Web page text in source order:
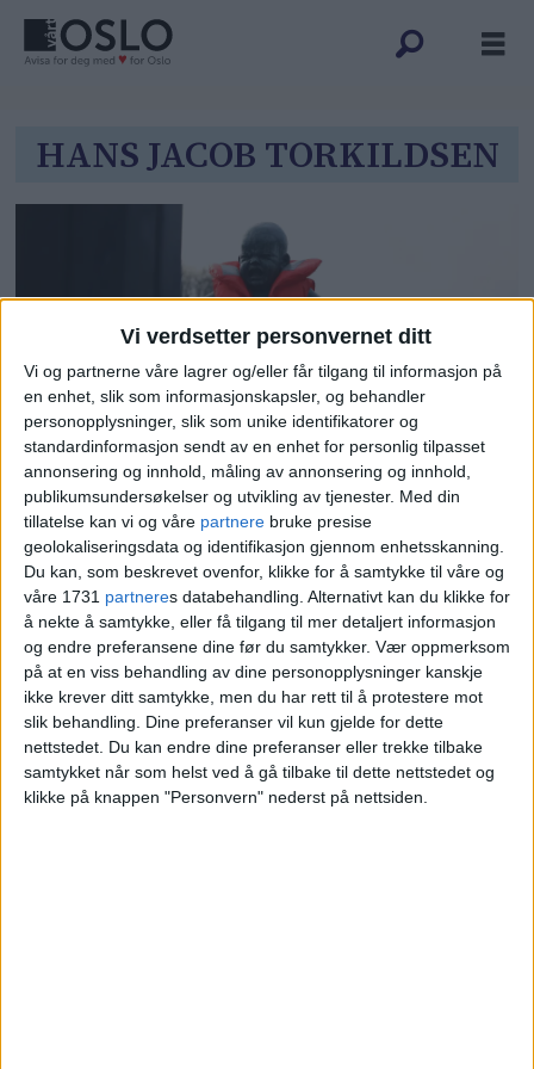
Vi verdsetter personvernet ditt
Vi og partnerne våre lagrer og/eller får tilgang til informasjon på
en enhet, slik som informasjonskapsler, og behandler
personopplysninger, slik som unike identifikatorer og
standardinformasjon sendt av en enhet for personlig tilpasset
annonsering og innhold, måling av annonsering og innhold,
publikumsundersøkelser og utvikling av tjenester. Med din
tillatelse kan vi og våre partnere bruke presise
geolokaliseringsdata og identifikasjon gjennom enhetsskanning.
Du kan, som beskrevet ovenfor, klikke for å samtykke til våre og
våre 1731 partneres databehandling. Alternativt kan du klikke for
å nekte å samtykke, eller få tilgang til mer detaljert informasjon
og endre preferansene dine før du samtykker. Vær oppmerksom
på at en viss behandling av dine personopplysninger kanskje
ikke krever ditt samtykke, men du har rett til å protestere mot
slik behandling. Dine preferanser vil kun gjelde for dette
nettstedet. Du kan endre dine preferanser eller trekke tilbake
samtykket når som helst ved å gå tilbake til dette nettstedet og
klikke på knappen "Personvern" nederst på nettsiden.
Tag:
hans
torkildsen
HANS JACOB TORKILDSEN
Oslos statuer rekvisitter for
politiske budskap. I
Frognerparken ble joggende og
hundeluftende forbipasserende
sterkt berørt